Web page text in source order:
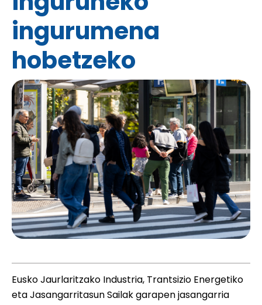
ingurumena
hobetzeko
Eusko Jaurlaritzako Industria, Trantsizio Energetiko
eta Jasangarritasun Sailak garapen jasangarria